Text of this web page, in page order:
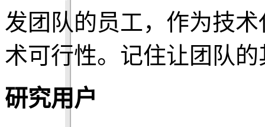
发团队的员工，作为技
术可行性。记住让团队
研究用户